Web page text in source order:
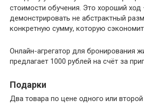
стоимости обучения. Это хороший ход
демонстрировать не абстрактный
конкретную сумму, которую сэкономит
Онлайн-агрегатор для бронирования
предлагает 1000 рублей на счёт за
Подарки
Два товара по цене одного или второй